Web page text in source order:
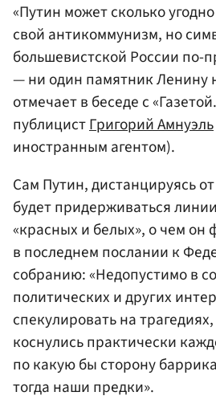
«Путин может сколько
свой антикоммунизм, но
большевистской России по-
— ни один памятник Ленину
отмечает в беседе с
публицистГригорий Амнуэль
иностранным агентом).
Сам Путин, дистанцируясь
будет придерживаться
«красных и белых», о чем он
в последнем послании к
собранию: «Недопустимо в
политических и других
спекулировать на
коснулись практически
по какую бы сторону
тогда наши предки».